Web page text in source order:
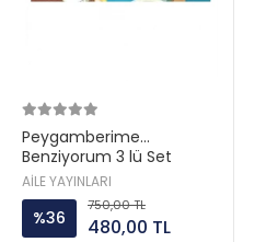
Peygamberime
Benziyorum 3 lü Set
Hatice Kübra Tongar Aile
Yayın
AİLE YAYINLARI
%36
750,00 TL
480,00 TL